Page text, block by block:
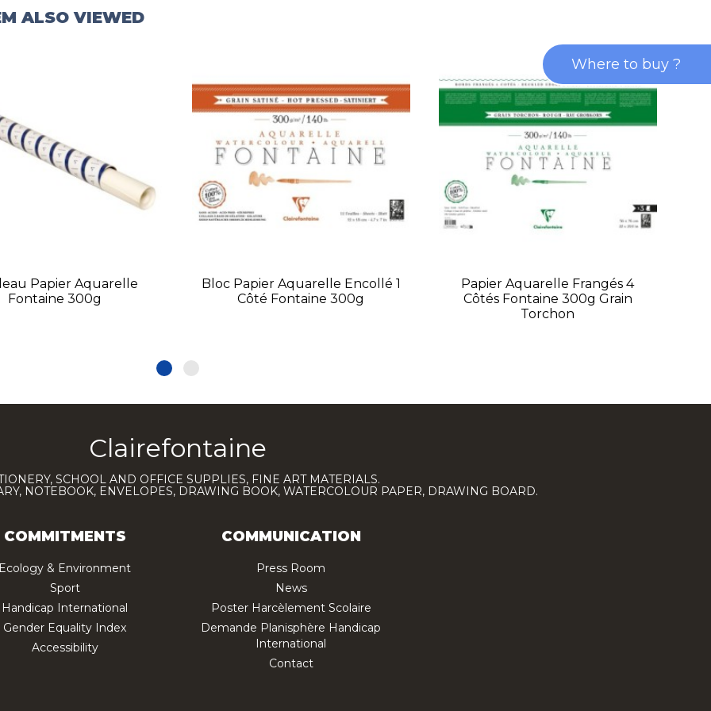
ALSO VIEWED
Papier Aquarelle
Fontaine 300g
Bloc Papier Aquarelle Encollé 1
Côté Fontaine 300g
Papier Aquarelle Frangés 4
Côtés Fontaine 300g Grain
Torchon
Clairefontaine
SCHOOL AND OFFICE SUPPLIES, FINE ART MATERIALS.
NOTEBOOK, ENVELOPES, DRAWING BOOK, WATERCOLOUR PAPER, DRAWING BOARD.
COMMITMENTS
& Environment
Sport
Handicap International
Gender Equality Index
Accessibility
COMMUNICATION
Press Room
News
Poster Harcèlement Scolaire
Demande Planisphère Handicap
International
Contact
Where to buy ?